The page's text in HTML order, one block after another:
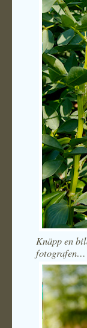
Knäpp en
fotografen…